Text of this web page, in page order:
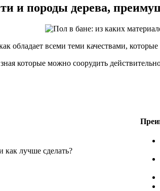
и породы дерева,
обладает всеми теми качествами,
которые можно соорудить